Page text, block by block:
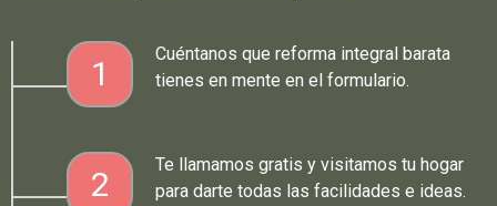
1
Cuéntanos que reforma integral barata
tienes en mente en el formulario.
2
Te llamamos gratis y visitamos tu hogar
para darte todas las facilidades e ideas.